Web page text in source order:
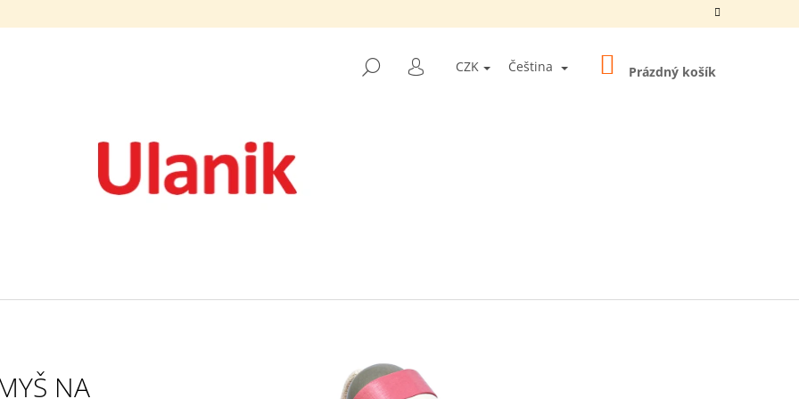
HLEDAT
PŘIHLÁŠENÍ
CZK Čeština NÁKUPNÍ
KOŠÍK
Prázdný košík
NA
HLEDAT
MONTESSORI DŘEVĚNÁ HRAČKA
PANÁČCI V KELÍMCÍCH S
DŘEVĚNÉ KULIČKY "10 BALLS
UNFINISHED" 35 MM